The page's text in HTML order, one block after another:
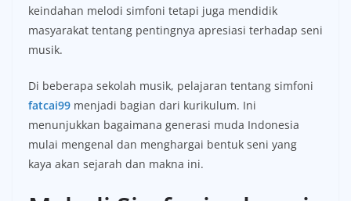
keindahan melodi simfoni tetapi juga mendidik
masyarakat tentang pentingnya apresiasi terhadap seni
musik.
Di beberapa sekolah musik, pelajaran tentang simfoni
fatcai99 menjadi bagian dari kurikulum. Ini
menunjukkan bagaimana generasi muda Indonesia
mulai mengenal dan menghargai bentuk seni yang
kaya akan sejarah dan makna ini.